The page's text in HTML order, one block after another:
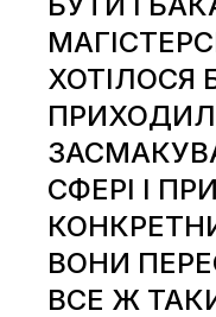
ХОТІЛОСЯ
СФЕРІ І
ВОНИ
ВСЕ Ж